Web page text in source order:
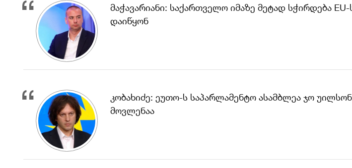
მაჭავარიანი: საქართველო იმაზე მეტად სჭირდება
დაიწყონ
კობახიძე: ეუთო-ს საპარლამენტო ასამბლეა ჯო
მოვლენაა